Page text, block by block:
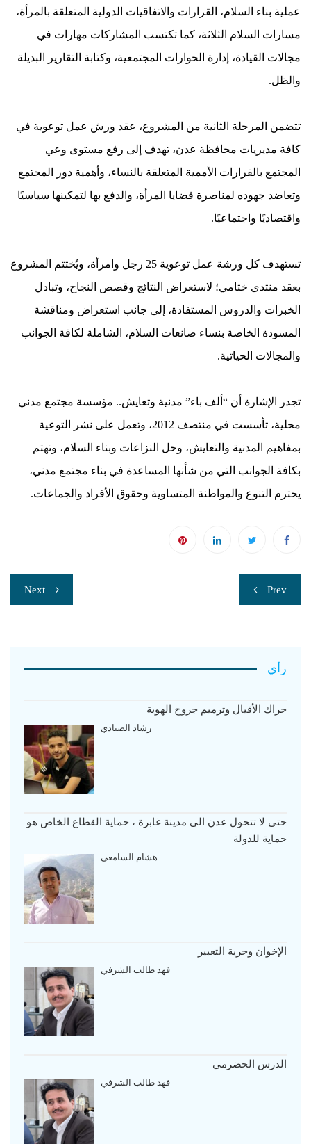
عملية بناء السلام، القرارات والاتفاقيات الدولية المتعلقة بالمرأة،
مسارات السلام الثلاثة، كما تكتسب المشاركات مهارات في
مجالات القيادة، إدارة الحوارات المجتمعية، وكتابة التقارير البديلة
والظل.
تتضمن المرحلة الثانية من المشروع، عقد ورش عمل توعوية في
كافة مديريات محافظة عدن، تهدف إلى رفع مستوى وعي
المجتمع بالقرارات الأممية المتعلقة بالنساء، وأهمية دور المجتمع
وتعاضد جهوده لمناصرة قضايا المرأة، والدفع بها لتمكينها سياسيًا
واقتصاديًا واجتماعيًا.
تستهدف كل ورشة عمل توعوية 25 رجل وامرأة، ويُختتم المشروع
بعقد منتدى ختامي؛ لاستعراض النتائج وقصص النجاح، وتبادل
الخبرات والدروس المستفادة، إلى جانب استعراض ومناقشة
المسودة الخاصة بنساء صانعات السلام، الشاملة لكافة الجوانب
والمجالات الحياتية.
تجدر الإشارة أن “ألف باء” مدنية وتعايش.. مؤسسة مجتمع مدني
محلية، تأسست في منتصف 2012، وتعمل على نشر التوعية
بمفاهيم المدنية والتعايش، وحل النزاعات وبناء السلام، وتهتم
بكافة الجوانب التي من شأنها المساعدة في بناء مجتمع مدني،
يحترم التنوع والمواطنة المتساوية وحقوق الأفراد والجماعات.
تصفّح
المقالات
Prev
Next
رأي
حراك الأقيال وترميم جروح الهوية
رشاد الصيادي
حتى لا تتحول عدن الى مدينة غابرة ، حماية القطاع الخاص هو
حماية للدولة
هشام السامعي
الإخوان وحرية التعبير
فهد طالب الشرفي
الدرس الحضرمي
فهد طالب الشرفي